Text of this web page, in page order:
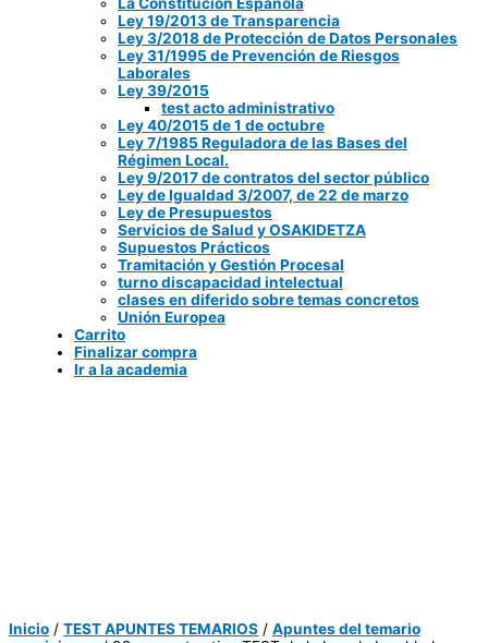
Ley 19/2013 de Transparencia
Ley 3/2018 de Protección de Datos Personales
Ley 31/1995 de Prevención de Riesgos
Laborales
Ley 39/2015
test acto administrativo
Ley 40/2015 de 1 de octubre
Ley 7/1985 Reguladora de las Bases del
Régimen Local.
Ley 9/2017 de contratos del sector público
Ley de Igualdad 3/2007, de 22 de marzo
Ley de Presupuestos
Servicios de Salud y OSAKIDETZA
Supuestos Prácticos
Tramitación y Gestión Procesal
turno discapacidad intelectual
clases en diferido sobre temas concretos
Unión Europea
Carrito
Finalizar compra
Ir a la academia
Inicio / TEST APUNTES TEMARIOS / Apuntes del temario